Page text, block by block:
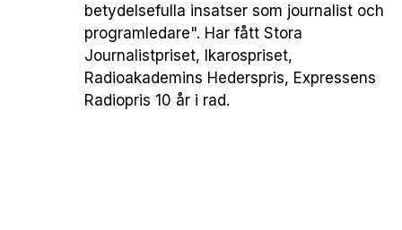
betydelsefulla insatser som journalist och
programledare". Har fått Stora
Journalistpriset, Ikarospriset,
Radioakademins Hederspris, Expressens
Radiopris 10 år i rad.